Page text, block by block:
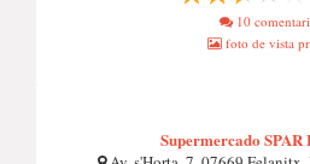
10
foto de vista
Supermercado